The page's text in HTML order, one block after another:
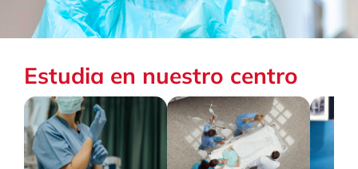
Estudia en nuestro centro